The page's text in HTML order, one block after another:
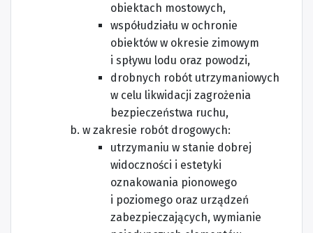
obiektach mostowych,
współudziału w ochronie
obiektów w okresie zimowym
i spływu lodu oraz powodzi,
drobnych robót utrzymaniowych
w celu likwidacji zagrożenia
bezpieczeństwa ruchu,
w zakresie robót drogowych:
utrzymaniu w stanie dobrej
widoczności i estetyki
oznakowania pionowego
i poziomego oraz urządzeń
zabezpieczających, wymianie